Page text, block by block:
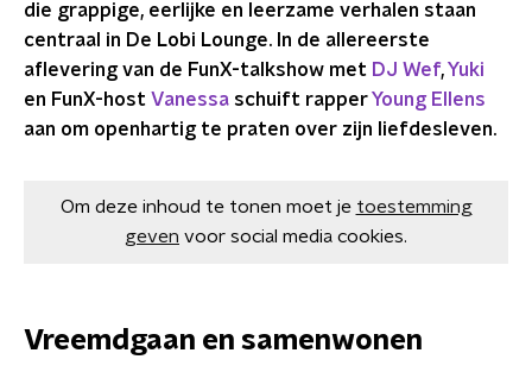
die grappige, eerlijke en leerzame verhalen staan
centraal in De Lobi Lounge. In de allereerste
aflevering van de FunX-talkshow met DJ Wef,Yuki
en FunX-host Vanessa schuift rapperYoung Ellens
aan om openhartig te praten over zijn liefdesleven.
Om deze inhoud te tonen moet je toestemming
geven voor social media cookies.
Vreemdgaan en samenwonen